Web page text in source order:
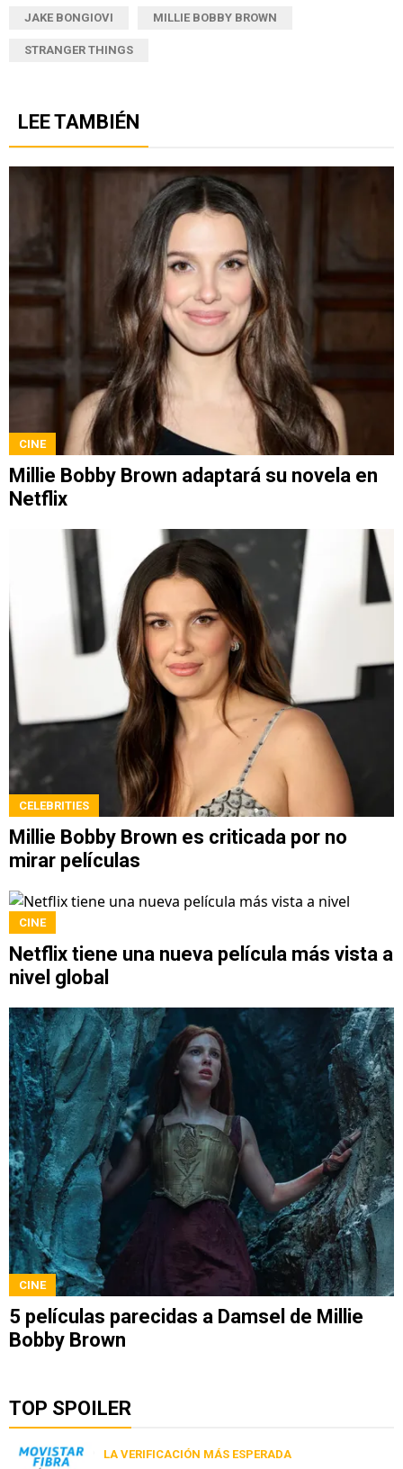
JAKE BONGIOVI MILLIE BOBBY BROWN
STRANGER THINGS
LEE TAMBIÉN
CINE
Millie Bobby Brown adaptará su novela en
Netflix
CELEBRITIES
Millie Bobby Brown es criticada por no
mirar películas
CINE
Netflix tiene una nueva película más vista a
nivel global
CINE
5 películas parecidas a Damsel de Millie
Bobby Brown
TOP SPOILER
LA VERIFICACIÓN MÁS ESPERADA